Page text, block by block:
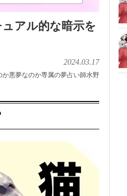
アル的な暗示を
2024.03.17
悪夢なのか専属の夢占い師水野